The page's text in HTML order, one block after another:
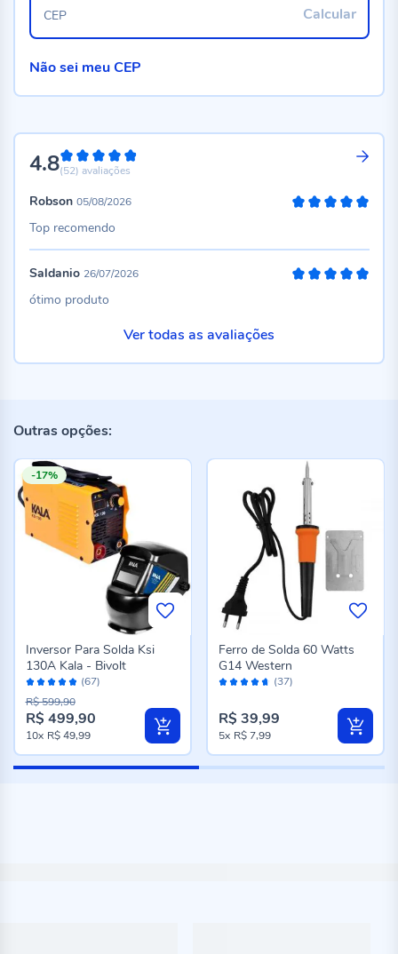
4.896%
(52) avaliações
Robson 05/08/2026
Top recomendo
Saldanio 26/07/2026
ótimo produto
Ver todas as avaliações
Calcular
CEP
Não sei meu CEP
Outras opções:
-17%
Avaliação:
96%
(67)
Inversor Para Solda Ksi
130A Kala - Bivolt
Preço
especial
R$ 499,90
R$ 599,90
10x R$ 49,99
Avaliação: (37)
Ferro de Solda 60 Watts
G14 Western
R$ 39,99
5x R$ 7,99